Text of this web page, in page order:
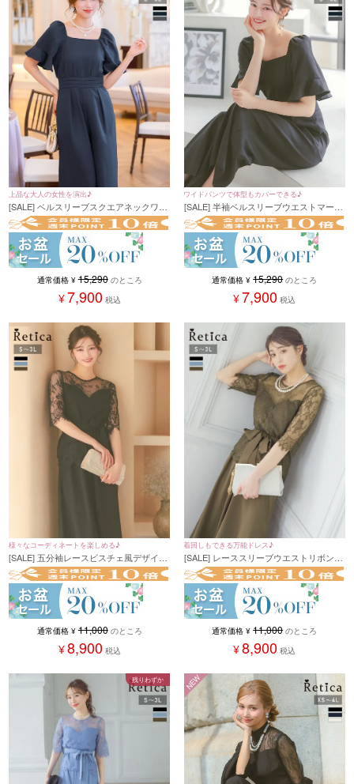
上品な大人の女性を演出♪
[SALE] ベルスリーブスクエアネックワイ
ドパンツパーティードレス 結婚式 二次会
(Sサイズ～3Lサイズ)
通常価格 ¥ 15,290 のところ
¥7,900 税込
ワイドパンツで体型もカバーできる♪
[SALE] 半袖ベルスリーブウエストマーク
ワイドパンツパーティードレス 結婚式 二
次会 (Sサイズ～3Lサイズ)
通常価格 ¥ 15,290 のところ
¥7,900 税込
様々なコーディネートを楽しめる♪
[SALE] 五分袖レースビスチェ風デザイン
セットアップパンツパーティードレス (S
サイズ～3Lサイズ)
通常価格 ¥ 11,000 のところ
¥8,900 税込
着回しもできる万能ドレス♪
[SALE] レーススリーブウエストリボンセ
ットアップパンツパーティードレス (Sサ
イズ～3Lサイズ)
通常価格 ¥ 11,000 のところ
¥8,900 税込
残りわずか NEW